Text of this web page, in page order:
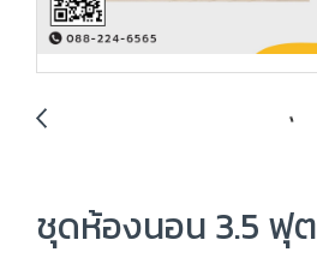
ชุดห้องนอน 3.5 ฟุต